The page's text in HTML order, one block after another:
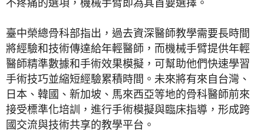
臺中榮總骨科部指出，過去資深醫師教學需要長時間
將經驗和技術傳達給年輕醫師，而機械手臂提供年輕
醫師精準數據和手術效果模擬，可幫助他們快速學習
手術技巧並縮短經驗累積時間。未來將有來自台灣、
日本、韓國、新加坡、馬來西亞等地的骨科醫師前來
接受標準化培訓，進行手術模擬與臨床指導，形成跨
國交流與技術共享的教學平台。